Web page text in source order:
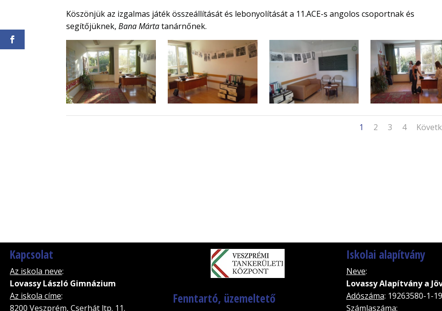
Köszönjük az izgalmas játék összeállítását és lebonyolítását a 11.ACE-s angolos csoportnak és
segítőjüknek,Bana Mártatanárnőnek.
1 2 3 4
Kapcsolat
Az iskola neve:
Lovassy László Gimnázium
Az iskola címe:
8200 Veszprém, Cserhát ltp. 11.
Fenntartó, üzemeltető
Iskolai alapítvány
Neve:
Lovassy Alapítvány a
Adószáma: 19263580-1-19
Számlaszáma: